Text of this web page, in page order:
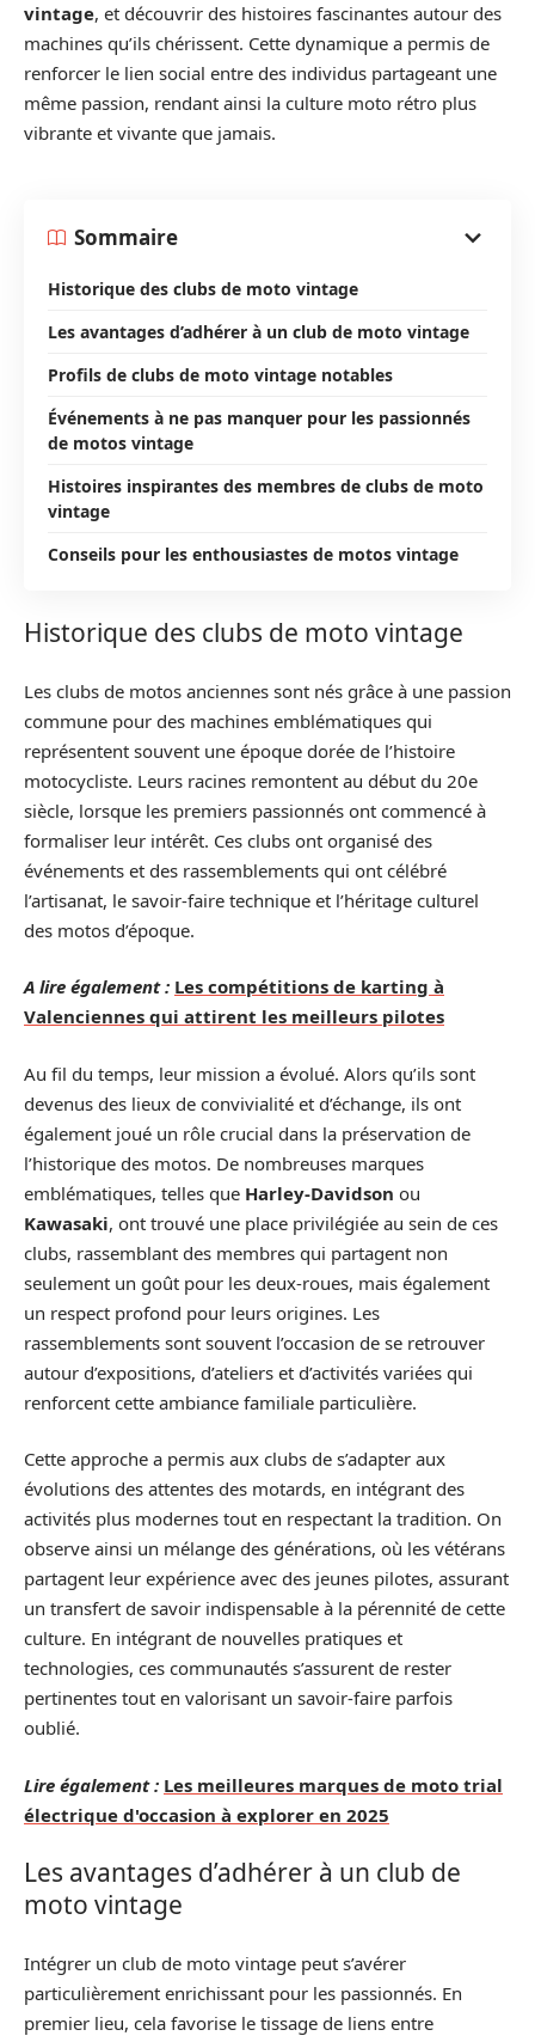
vintage, et découvrir des histoires fascinantes autour des
machines qu’ils chérissent. Cette dynamique a permis de
renforcer le lien social entre des individus partageant une
même passion, rendant ainsi la culture moto rétro plus
vibrante et vivante que jamais.
Sommaire
Historique des clubs de moto vintage
Les avantages d’adhérer à un club de moto vintage
Profils de clubs de moto vintage notables
Événements à ne pas manquer pour les passionnés
de motos vintage
Histoires inspirantes des membres de clubs de moto
vintage
Conseils pour les enthousiastes de motos vintage
Historique des clubs de moto vintage
Les clubs de motos anciennes sont nés grâce à une passion
commune pour des machines emblématiques qui
représentent souvent une époque dorée de l’histoire
motocycliste. Leurs racines remontent au début du 20e
siècle, lorsque les premiers passionnés ont commencé à
formaliser leur intérêt. Ces clubs ont organisé des
événements et des rassemblements qui ont célébré
l’artisanat, le savoir-faire technique et l’héritage culturel
des motos d’époque.
A lire également : Les compétitions de karting à
Valenciennes qui attirent les meilleurs pilotes
Au fil du temps, leur mission a évolué. Alors qu’ils sont
devenus des lieux de convivialité et d’échange, ils ont
également joué un rôle crucial dans la préservation de
l’historique des motos. De nombreuses marques
emblématiques, telles que Harley-Davidson ou
Kawasaki, ont trouvé une place privilégiée au sein de ces
clubs, rassemblant des membres qui partagent non
seulement un goût pour les deux-roues, mais également
un respect profond pour leurs origines. Les
rassemblements sont souvent l’occasion de se retrouver
autour d’expositions, d’ateliers et d’activités variées qui
renforcent cette ambiance familiale particulière.
Cette approche a permis aux clubs de s’adapter aux
évolutions des attentes des motards, en intégrant des
activités plus modernes tout en respectant la tradition. On
observe ainsi un mélange des générations, où les vétérans
partagent leur expérience avec des jeunes pilotes, assurant
un transfert de savoir indispensable à la pérennité de cette
culture. En intégrant de nouvelles pratiques et
technologies, ces communautés s’assurent de rester
pertinentes tout en valorisant un savoir-faire parfois
oublié.
Lire également : Les meilleures marques de moto trial
électrique d'occasion à explorer en 2025
Les avantages d’adhérer à un club de
moto vintage
Intégrer un club de moto vintage peut s’avérer
particulièrement enrichissant pour les passionnés. En
premier lieu, cela favorise le tissage de liens entre